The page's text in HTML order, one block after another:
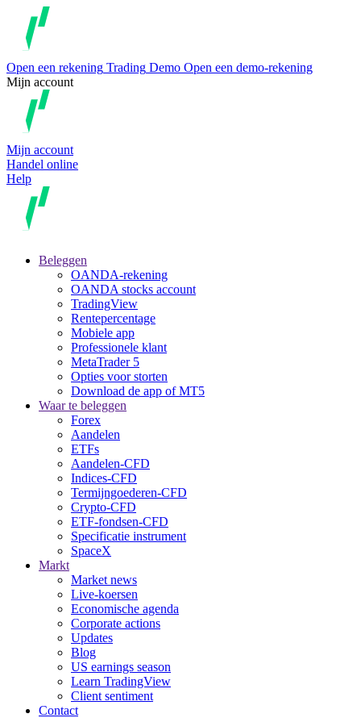
Open een rekening Trading Demo Open een demo-rekening
Mijn account
Mijn account
Handel online
Help
Beleggen
OANDA-rekening
OANDA stocks account
TradingView
Rentepercentage
Mobiele app
Professionele klant
MetaTrader 5
Opties voor storten
Download de app of MT5
Waar te beleggen
Forex
Aandelen
ETFs
Aandelen-CFD
Indices-CFD
Termijngoederen-CFD
Crypto-CFD
ETF-fondsen-CFD
Specificatie instrument
SpaceX
Markt
Market news
Live-koersen
Economische agenda
Corporate actions
Updates
Blog
US earnings season
Learn TradingView
Client sentiment
Contact